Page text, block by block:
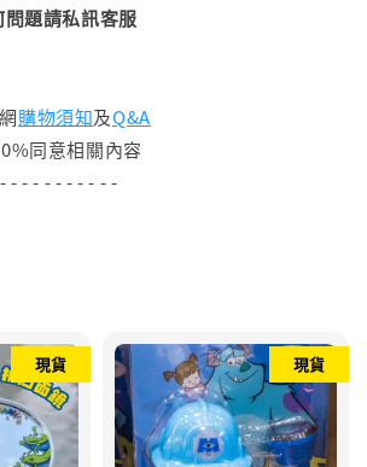
問題請私訊客服
購物須知及Q&A
同意相關內容
- - - - - - - - - -
現貨 現貨